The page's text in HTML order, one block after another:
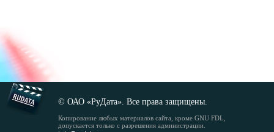
© ОАО «РуДата». Все права защищены.
Копирование любых материалов сайта, кроме GNU FDL,
допускается только с разрешения администрации.